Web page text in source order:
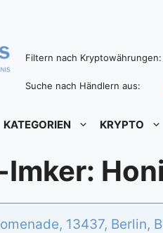
Filtern nach Kryptowährungen:
Suche nach Händlern aus:
KATEGORIEN KRYPTO
, 13437, Berlin,